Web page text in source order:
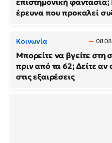
επιστημονική
έρευνα που προκαλεί
Κοινωνία
Μπορείτε να βγείτε στη
πριν από τα 62; Δείτε αν
στις εξαιρέσεις